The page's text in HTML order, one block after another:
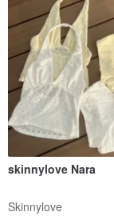
skinnylove Nara
Skinnylove